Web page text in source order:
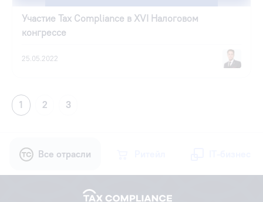
Участие Tax Compliance в XVI Налоговом
конгрессе
25.05.2022
1 2 3
Все отрасли